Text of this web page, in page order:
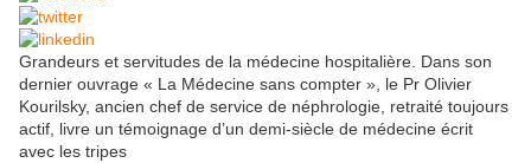
Grandeurs et servitudes de la médecine hospitalière. Dans son
dernier ouvrage « La Médecine sans compter », le Pr Olivier
Kourilsky, ancien chef de service de néphrologie, retraité toujours
actif, livre un témoignage d’un demi-siècle de médecine écrit
avec les tripes